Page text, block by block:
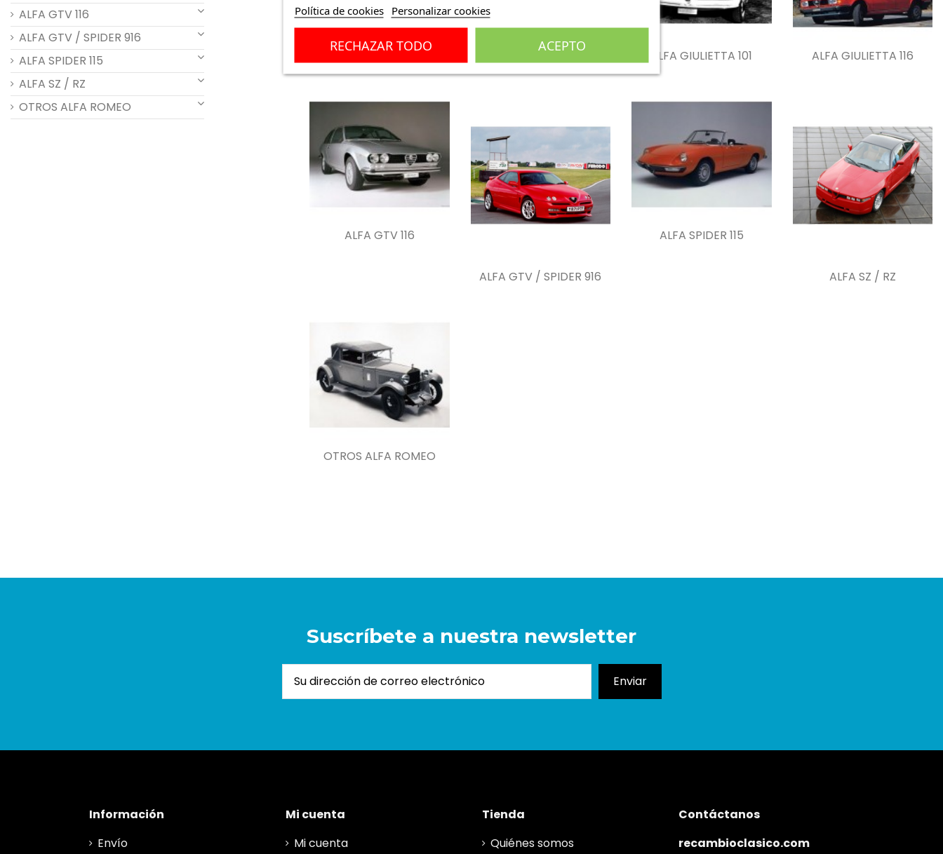
ALFA ROMEO ALFETTA ALFA GIULIA ALFA GIULIETTA 101 ALFA GIULIETTA 116
ALFA GTV 116
ALFA GTV / SPIDER 916
ALFA SPIDER 115
ALFA SZ / RZ
OTROS ALFA ROMEO
ALFA GTV 116
ALFA GTV / SPIDER 916
ALFA SPIDER 115
ALFA SZ / RZ
OTROS ALFA ROMEO
Suscríbete a nuestra newsletter
Información
Envío
Mi cuenta
Mi cuenta
Tienda
Quiénes somos
Contáctanos
recambioclasico.com
Política de cookies Personalizar cookies
RECHAZAR TODO ACEPTO